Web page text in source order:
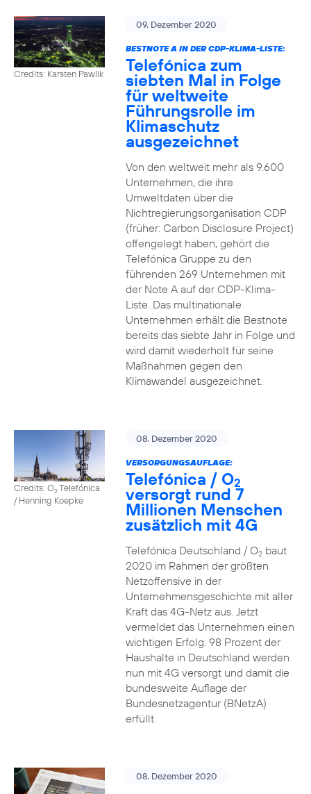
Credits: Karsten Pawlik
09. Dezember 2020
BESTNOTE A IN DER CDP-KLIMA-LISTE:
Telefónica zum
siebten Mal in Folge
für weltweite
Führungsrolle im
Klimaschutz
ausgezeichnet
Von den weltweit mehr als 9.600
Unternehmen, die ihre
Umweltdaten über die
Nichtregierungsorganisation CDP
(früher: Carbon Disclosure Project)
offengelegt haben, gehört die
Telefónica Gruppe zu den
führenden 269 Unternehmen mit
der Note A auf der CDP-Klima-
Liste. Das multinationale
Unternehmen erhält die Bestnote
bereits das siebte Jahr in Folge und
wird damit wiederholt für seine
Maßnahmen gegen den
Klimawandel ausgezeichnet.
Credits: O2Telefónica
/ Henning Koepke
08. Dezember 2020
VERSORGUNGSAUFLAGE:
Telefónica / O2
versorgt rund 7
Millionen Menschen
zusätzlich mit 4G
Telefónica Deutschland / O2baut
2020 im Rahmen der größten
Netzoffensive in der
Unternehmensgeschichte mit aller
Kraft das 4G-Netz aus. Jetzt
vermeldet das Unternehmen einen
wichtigen Erfolg: 98 Prozent der
Haushalte in Deutschland werden
nun mit 4G versorgt und damit die
bundesweite Auflage der
Bundesnetzagentur (BNetzA)
erfüllt.
08. Dezember 2020